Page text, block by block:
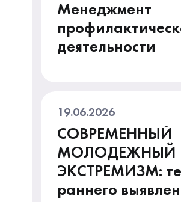
Менеджмент
деятельности
19.06.2026
СОВРЕМЕННЫЙ
МОЛОДЕЖНЫЙ
ЭКСТРЕМИЗМ:
раннего